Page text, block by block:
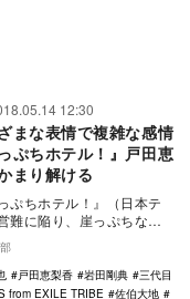
12:30
まな表情で複雑な感情
ぷちホテル！』戸田恵
まり解ける
ぷちホテル！』（日本テ
難に陥り、崖っぷちな老
せるべく従業員たちが奮
戸田恵梨香 岩田剛典
三代目
from EXILE TRIBE
佐伯大地